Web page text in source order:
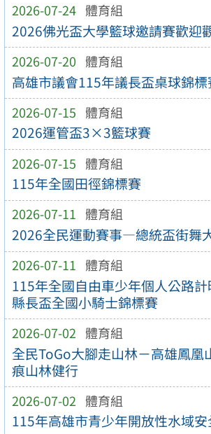
2026-07-24 體育組
2026佛光盃大學籃球邀請賽歡迎
2026-07-20 體育組
高雄市議會115年議長盃桌球錦標
2026-07-15 體育組
2026運管盃3×3籃球賽
2026-07-15 體育組
115年全國田徑錦標賽
2026-07-11 體育組
2026全民運動賽事—總統盃街舞
2026-07-11 體育組
115年全國自由車少年個人公路
縣長盃全國小騎士錦標賽
2026-07-02 體育組
全民ToGo大腳走山林－高雄鳳凰
痕山林健行
2026-07-02 體育組
115年高雄市青少年開放性水域